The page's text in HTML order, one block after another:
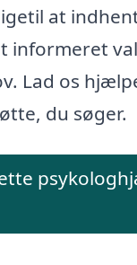
at
informeret
Lad os
du søger.